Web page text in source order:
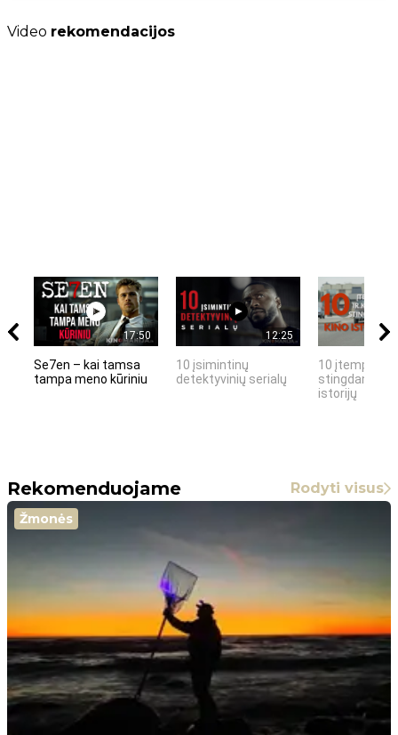
Video rekomendacijos
17:50
Se7en – kai tamsa
tampa meno kūriniu
12:25
10 įsimintinų
detektyvinių serialų
10 įtemptų,
stingdančių
istorijų
Rekomenduojame Rodyti visus
Žmonės